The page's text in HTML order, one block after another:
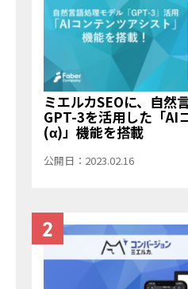
ミエルカSEOに、自然
GPT-3を活用した「AI
(α)」機能を搭載
公開日：2023.02.16